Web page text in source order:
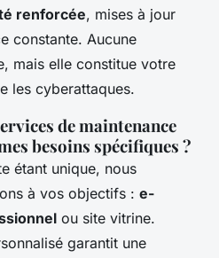
renforcée, mises à jour
constante. Aucune
mais elle constitue votre
les cyberattaques.
de maintenance
besoins spécifiques ?
étant unique, nous
à vos objectifs : e-
ou site vitrine.
garantit une